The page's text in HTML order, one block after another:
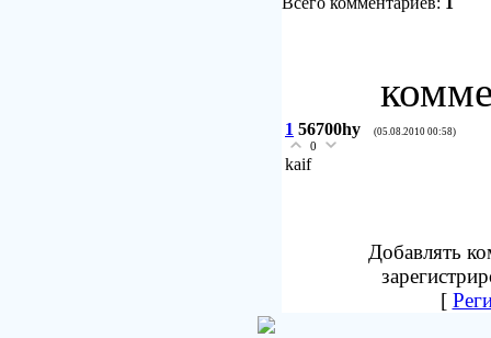
1 56700hy (05.08.2010 00:58)
0
kaif
Добавлять
[